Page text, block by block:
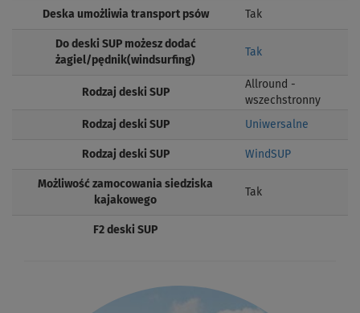
Deska umożliwia transport psów Tak
Do deski SUP możesz dodać
żagiel/pędnik(windsurfing)
Tak
Rodzaj deski SUP
Allround -
wszechstronny
Rodzaj deski SUP Uniwersalne
Rodzaj deski SUP WindSUP
Możliwość zamocowania siedziska
kajakowego
Tak
F2 deski SUP